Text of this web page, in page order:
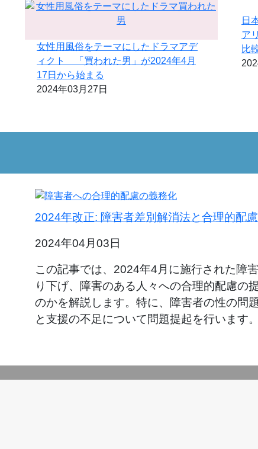
女性用風俗をテーマにしたドラマアデ
ィクト 「買われた男」が2024年4月
17日から始まる
2024年03月27日
日
ア
比
2024年改正: 障害者差別解消法と合理的配
2024年04月03日
この記事では、2024年4月に施行された障
り下げ、障害のある人々への合理的配慮の
のかを解説します。特に、障害者の性の問
と支援の不足について問題提起を行います。